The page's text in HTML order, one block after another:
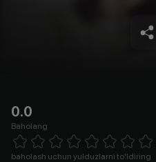
0.0
Baholang
1 Star 2 Stars 3 Stars 4 Stars5 Stars 6 Stars7 Stars8 Stars
baholash uchun yulduzlarni to'ldiring